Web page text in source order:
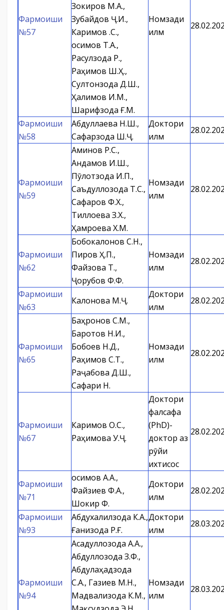
Фармоиши
№57
Зокиров М.А.,
Зубайдов Ҷ.И.,
Каримов Қ.С.,
Қосимов Т.А.,
Расулзода Р.,
Раҳимов Ш.Ҳ.,
Султонзода Д.Ш.,
Ҳалимов И.М.,
Шарифзода Ғ.М.
Номзади
илм
Фармоиши
№58
Абдуллаева Н.Ш.,
Сафарзода Ш.Ҷ.
Доктори
илм
Фармоиши
№59
Аминов Р.С.,
Андамов И.Ш.,
Пӯлотзода И.П.,
Саъдуллозода Т.С.,
Сафаров Ф.Х.,
Тиллоева З.Х.,
Ҳамроева Х.М.
Номзади
илм
Фармоиши
№62
Бобокалонов С.Н.,
Пиров Ҳ.П.,
Файзова Т.,
Ҷорубов Ф.Ф.
Номзади
илм
Фармоиши
№63
Калонова М.Ҷ.
Доктори
илм
Фармоиши
№65
Баҳронов С.М.,
Баротов Н.И.,
Бобоев Н.Д.,
Раҳимов С.Т.,
Раҷабова Д.Ш.,
Сафари Н.
Номзади
илм
Фармоиши
№67
Каримов О.С.,
Раҳимова У.Ҷ.
Доктори
фалсафа
(PhD)-
доктор аз
рӯйи
ихтисос
Фармоиши
№71
Қосимов А.А.,
Файзиев Ф.А.,
Шокир Ф.
Доктори
илм
Фармоиши
№93
Абдухалилзода К.А.,
Ғанизода Р.Ғ.
Доктори
илм
Фармоиши
№94
Асадуллозода А.А.,
Абдуллозода З.Ф.,
Абдулаҳадзода
С.А., Газиев М.Н.,
Мадвализода К.М.,
Номзади
илм